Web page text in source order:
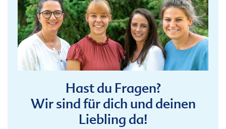
Hast du Fragen?
Wir sind für dich und deinen
Liebling da!